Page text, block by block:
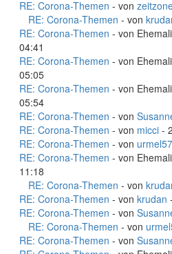
RE: Corona-Themen - von
RE: Corona-Themen - von
RE: Corona-Themen - von
04:41
RE: Corona-Themen - von
05:05
RE: Corona-Themen - von
05:54
RE: Corona-Themen - von
RE: Corona-Themen - von micci -
RE: Corona-Themen - von urmel57
RE: Corona-Themen - von
11:18
RE: Corona-Themen - von
RE: Corona-Themen - von krudan
RE: Corona-Themen - von
RE: Corona-Themen - von
RE: Corona-Themen - von